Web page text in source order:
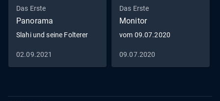
Das Erste
Panorama
Slahi und seine Folterer
02.09.2021
Das Erste
Monitor
vom 09.07.2020
09.07.2020